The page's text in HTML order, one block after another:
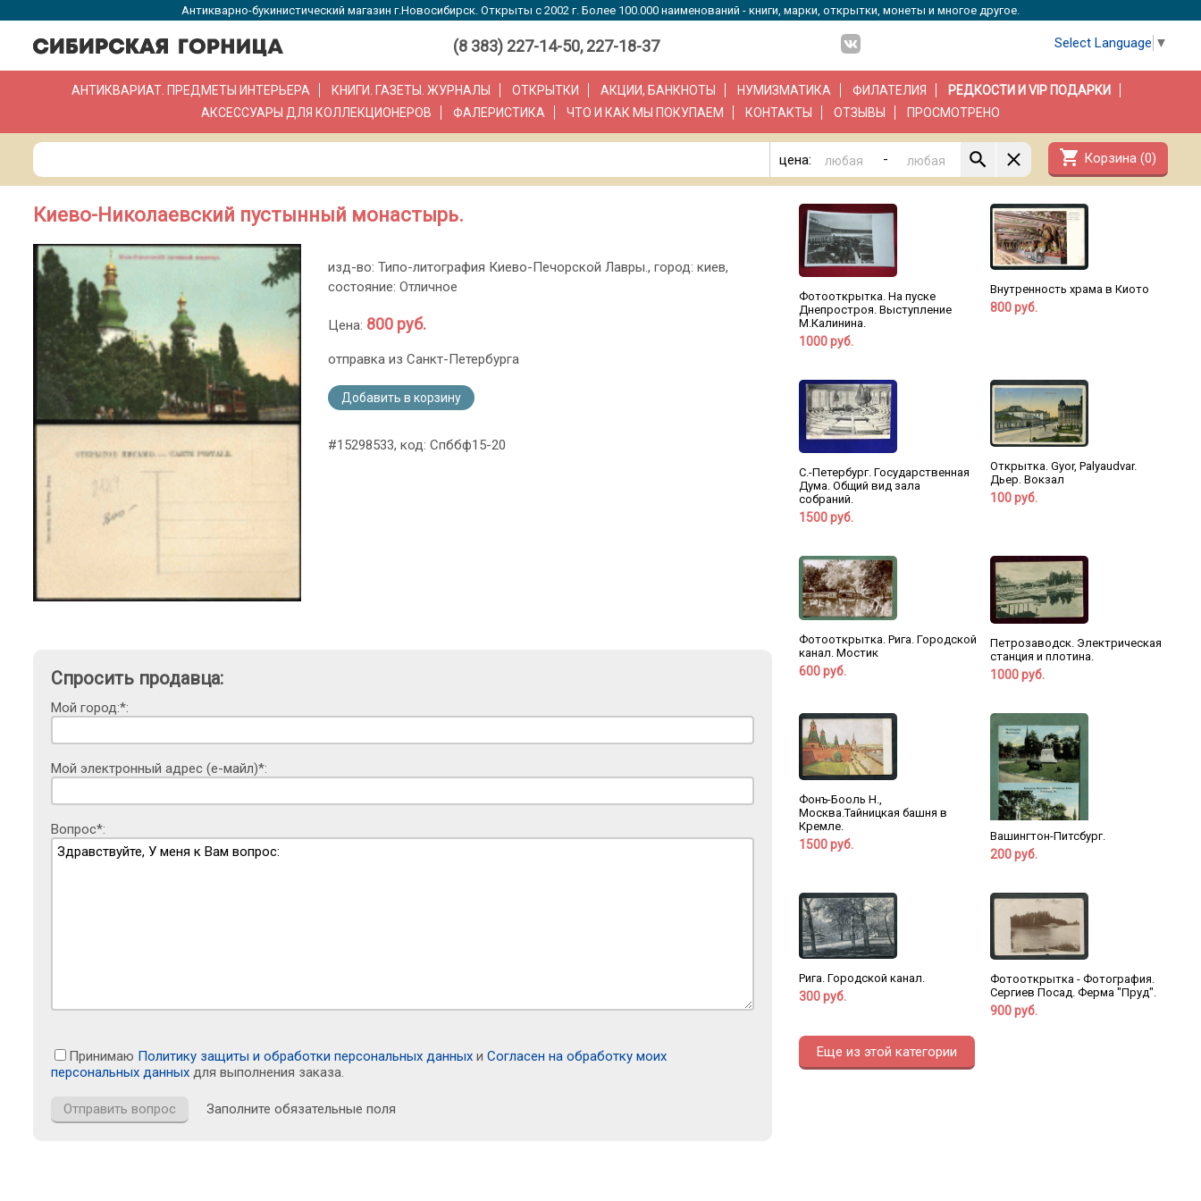
Антикварно-букинистический магазин г.Новосибирск. Открыты с 2002 г. Более 100.000 наименований - книги, марки, открытки, монеты и многое другое.
(8 383) 227-14-50, 227-18-37 Select Language ▼
АНТИКВАРИАТ. ПРЕДМЕТЫ ИНТЕРЬЕРА КНИГИ. ГАЗЕТЫ. ЖУРНАЛЫ ОТКРЫТКИ АКЦИИ, БАНКНОТЫ НУМИЗМАТИКА ФИЛАТЕЛИЯ
РЕДКОСТИ И VIP ПОДАРКИ
АКСЕССУАРЫ ДЛЯ КОЛЛЕКЦИОНЕРОВ
ФАЛЕРИСТИКА ЧТО И КАК МЫ ПОКУПАЕМ КОНТАКТЫ ОТЗЫВЫ ПРОСМОТРЕНО
цена: - shopping_cart Корзина (0)
Киево-Николаевский пустынный монастырь.
изд-во: Типо-литография Киево-Печорской Лавры., город: киев,
состояние: Отличное
Цена: 800 руб.
отправка из Санкт-Петербурга
Добавить в корзину
#15298533, код: Спббф15-20
Спросить продавца:
Мой город:*:
Мой электронный адрес (е-майл)*:
Вопрос*:
Принимаю Политику защиты и обработки персональных данных и Согласен на обработку моих
персональных данных для выполнения заказа.
Заполните обязательные поля
Фотооткрытка. На пуске
Днепростроя. Выступление
М.Калинина.
1000 руб.
Внутренность храма в Киото
800 руб.
С.-Петербург. Государственная
Дума. Общий вид зала
собраний.
1500 руб.
Открытка. Gyor, Palyaudvar.
Дьер. Вокзал
100 руб.
Фотооткрытка. Рига. Городской
канал. Мостик
600 руб.
Петрозаводск. Электрическая
станция и плотина.
1000 руб.
Фонъ-Бооль Н.,
Москва.Тайницкая башня в
Кремле.
1500 руб.
Вашингтон-Питсбург.
200 руб.
Рига. Городской канал.
300 руб.
Фотооткрытка - Фотография.
Сергиев Посад. Ферма "Пруд".
900 руб.
Еще из этой категории